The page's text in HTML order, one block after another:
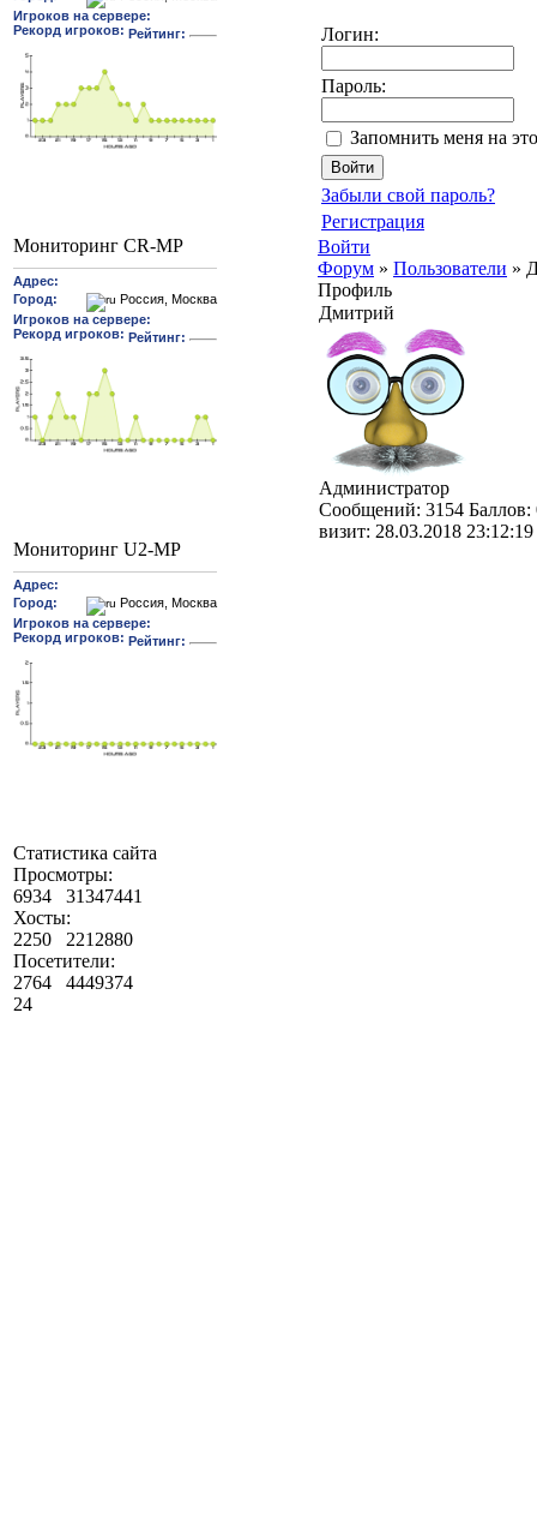
Мониторинг CR-MP
Мониторинг U2-MP
Статистика сайта
Просмотры:
6934
31347441
Хосты:
2250
2212880
Посетители:
2764
4449374
24
Логин:
Пароль:
Запомнить меня на
Забыли свой пароль?
Регистрация
Войти
Форум » Пользователи »
Профиль
Дмитрий
Администратор
Cообщений: 3154 Баллов:
визит: 28.03.2018 23:12:19